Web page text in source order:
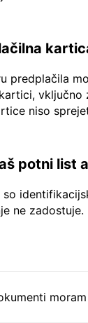
predplačila
vključno
niso
potni list
so
ne zadostuje.